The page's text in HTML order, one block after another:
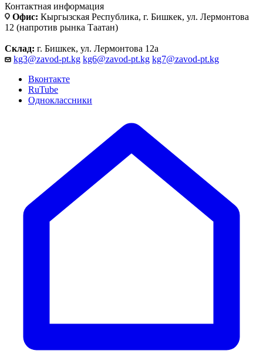
Контактная информация
Офис: Кыргызская Республика, г. Бишкек, ул. Лермонтова
12 (напротив рынка Таатан)
Склад: г. Бишкек, ул. Лермонтова 12а
kg3@zavod-pt.kg kg6@zavod-pt.kg kg7@zavod-pt.kg
Вконтакте
RuTube
Одноклассники